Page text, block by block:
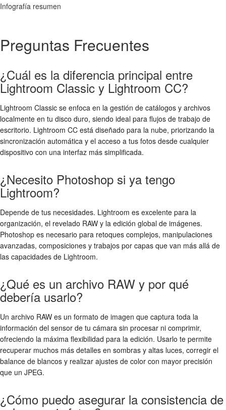
Infografía resumen
Preguntas Frecuentes
¿Cuál es la diferencia principal entre
Lightroom Classic y Lightroom CC?
Lightroom Classic se enfoca en la gestión de catálogos y archivos
localmente en tu disco duro, siendo ideal para flujos de trabajo de
escritorio. Lightroom CC está diseñado para la nube, priorizando la
sincronización automática y el acceso a tus fotos desde cualquier
dispositivo con una interfaz más simplificada.
¿Necesito Photoshop si ya tengo
Lightroom?
Depende de tus necesidades. Lightroom es excelente para la
organización, el revelado RAW y la edición global de imágenes.
Photoshop es necesario para retoques complejos, manipulaciones
avanzadas, composiciones y trabajos por capas que van más allá de
las capacidades de Lightroom.
¿Qué es un archivo RAW y por qué
debería usarlo?
Un archivo RAW es un formato de imagen que captura toda la
información del sensor de tu cámara sin procesar ni comprimir,
ofreciendo la máxima flexibilidad para la edición. Usarlo te permite
recuperar muchos más detalles en sombras y altas luces, corregir el
balance de blancos y realizar ajustes de color con mayor precisión
que un JPEG.
¿Cómo puedo asegurar la consistencia de